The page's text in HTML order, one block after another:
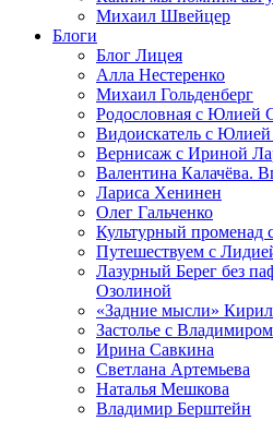
Михаил Швейцер
Блоги
Блог Лицея
Алла Нестеренко
Михаил Гольденберг
Родословная с Юлией
Видоискатель с
Вернисаж с Ириной
Валентина Калачёва.
Лариса Хенинен
Олег Гальченко
Культурный променад
Путешествуем с
Лазурный Берег без
Озолиной
«Задние мысли»
Застолье с
Ирина Савкина
Светлана Артемьева
Наталья Мешкова
Владимир Берштейн